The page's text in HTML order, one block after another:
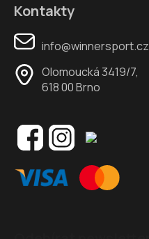
Kontakty
info@winnersport.cz
Olomoucká 3419/7,
618 00 Brno